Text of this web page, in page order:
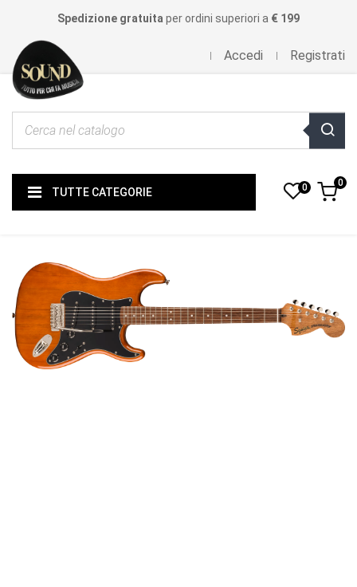
Spedizione gratuita per ordini superiori a € 199
Accedi Registrati
TUTTE CATEGORIE 0 0